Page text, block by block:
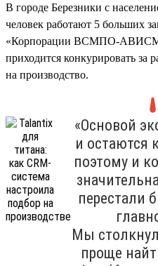
В городе Березники с
человек работают 5 больших
«Корпорации ВСМПО-
приходится конкурировать за
на производство.
«Основой
и остаются
поэтому и
перестали
Мы
проще